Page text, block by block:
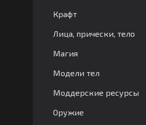
Крафт
Лица, прически, тело
Магия
Модели тел
Моддерские ресурсы
Оружие